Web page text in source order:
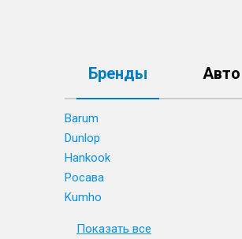
Бренды Авто
Barum
Dunlop
Hankook
Росава
Kumho
Показать все